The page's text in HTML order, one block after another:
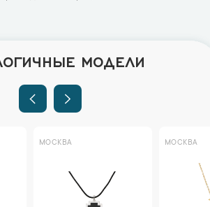
МОДЕЛИ
МОСКВА МОСКВА